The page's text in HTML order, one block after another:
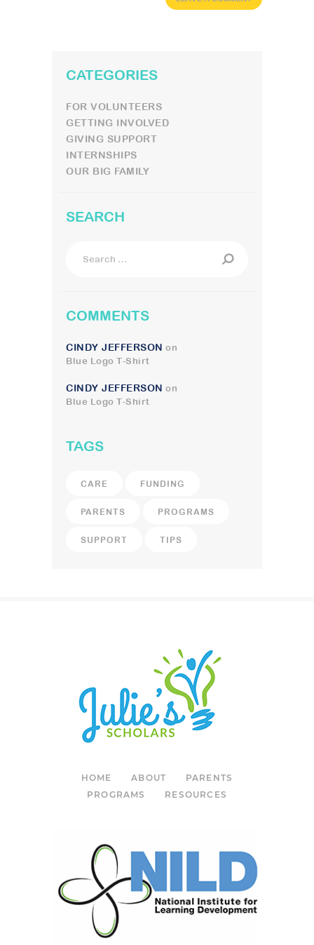
CATEGORIES
FOR VOLUNTEERS
GETTING INVOLVED
GIVING SUPPORT
INTERNSHIPS
OUR BIG FAMILY
SEARCH
COMMENTS
CINDY JEFFERSON on
Blue Logo T-Shirt
CINDY JEFFERSON on
Blue Logo T-Shirt
TAGS
CARE FUNDING
PARENTS PROGRAMS
SUPPORT TIPS
HOME ABOUT
PARENTS
PROGRAMS
RESOURCES